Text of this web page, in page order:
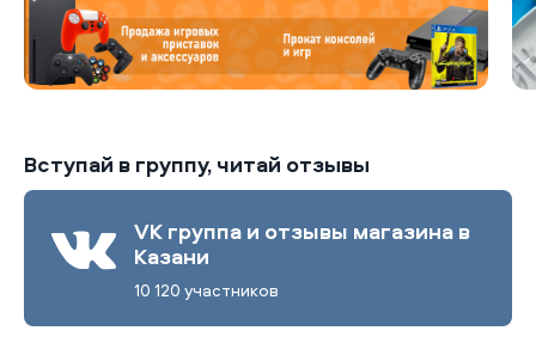
Вступай в группу, читай отзывы
VK группа и отзывы магазина в
Казани
10 120 участников